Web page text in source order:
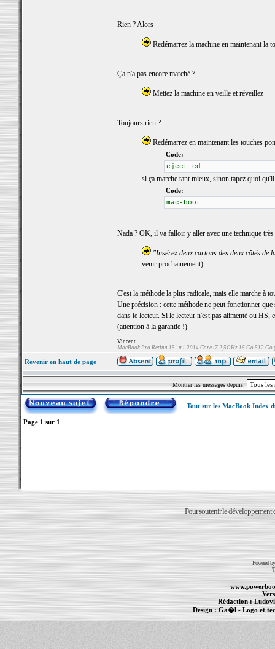
Rien ? Alors
Redémarrez la machine en maintenant la
Ça n'a pas encore marché ?
Mettez la machine en veille et réveillez
Toujours rien ?
Redémarrez en maintenant les touches
Code:
eject cd
si ça marche tant mieux, sinon tapez quoi
Code:
mac-boot
Nada ? OK, il va falloir y aller avec une technique
"Insérez deux cartons des deux côtés de
venir prochainement)
C'est la méthode la plus radicale, mais elle marche à
Une précision : cette méthode ne peut fonctionner
dans le lecteur. Si le lecteur n'est pas alimenté ou
(attention à la garantie !)
Vincent
MacBook Pro Retina 15" mi-2014 Core i7 2,5GHz 16 Go 512 Go
Revenir en haut de page
Montrer les messages depuis:
Tout sur les MacBook Index
Page 1 sur 1
Pour soutenir le développement
Powered
Rédaction :
Design : Ga�l - Logo et
-